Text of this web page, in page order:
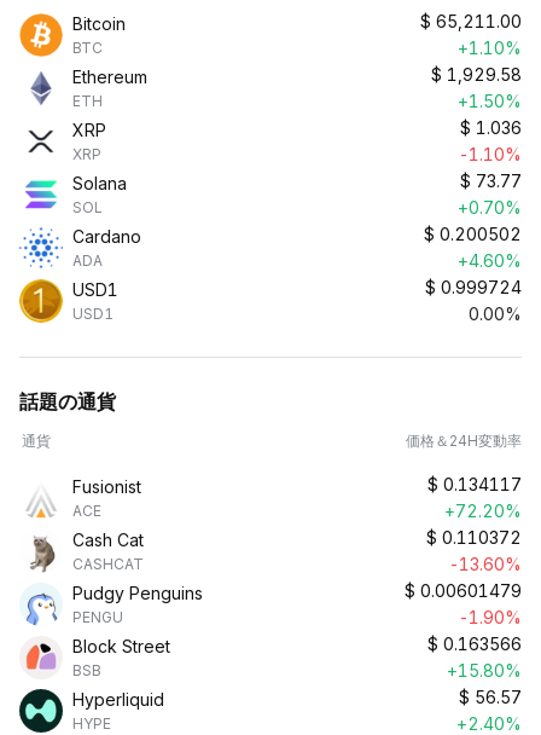
Bitcoin
BTC
$ 65,211.00
+1.10%
Ethereum
ETH
$ 1,929.58
+1.50%
XRP
XRP
$ 1.036
-1.10%
Solana
SOL
$ 73.77
+0.70%
Cardano
ADA
$ 0.200502
+4.60%
USD1
USD1
$ 0.999724
0.00%
話題の通貨
通貨 価格＆24H変動率
Fusionist
ACE
$ 0.134117
+72.20%
Cash Cat
CASHCAT
$ 0.110372
-13.60%
Pudgy Penguins
PENGU
$ 0.00601479
-1.90%
Block Street
BSB
$ 0.163566
+15.80%
Hyperliquid
HYPE
$ 56.57
+2.40%